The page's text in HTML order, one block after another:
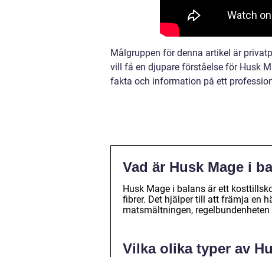
Målgruppen för denna artikel är
vill få en djupare förståelse för Husk
fakta och information på ett
Vad är Husk Mage i
Husk Mage i balans är ett
fibrer. Det hjälper till att främja en
matsmältningen,
Vilka olika typer av